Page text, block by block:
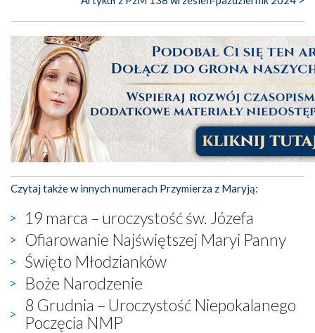
Czytaj także w innych numerach Przymierza z Maryją:
19 marca – uroczystość św. Józefa
Ofiarowanie Najświętszej Maryi Panny
Święto Młodzianków
Boże Narodzenie
8 Grudnia – Uroczystość Niepokalanego
Poczęcia NMP